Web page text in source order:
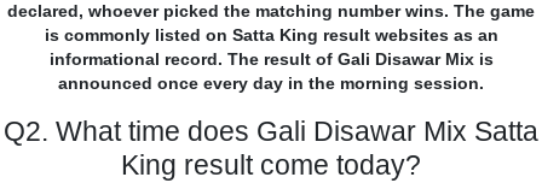
declared, whoever picked the matching number wins. The game
is commonly listed on Satta King result websites as an
informational record. The result of Gali Disawar Mix is
announced once every day in the morning session.
Q2. What time does Gali Disawar Mix Satta
King result come today?